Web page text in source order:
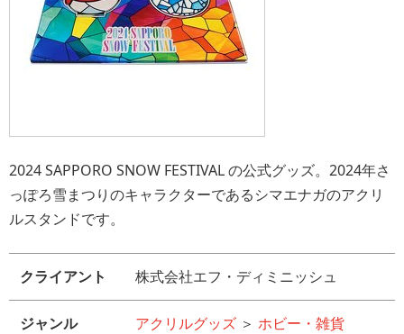
2024 SAPPORO SNOW FESTIVAL の公式グッズ。2024年さ
っぽろ雪まつりのキャラクターであるシマエナガのアクリ
ルスタンドです。
クライアント 株式会社エフ・ディミニッシュ
ジャンル アクリルグッズ ＞ ホビー・雑貨